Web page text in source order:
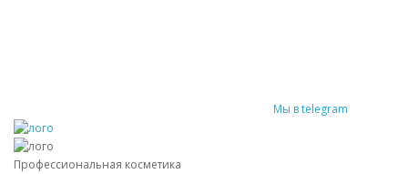
Мы в telegram
Профессиональная косметика